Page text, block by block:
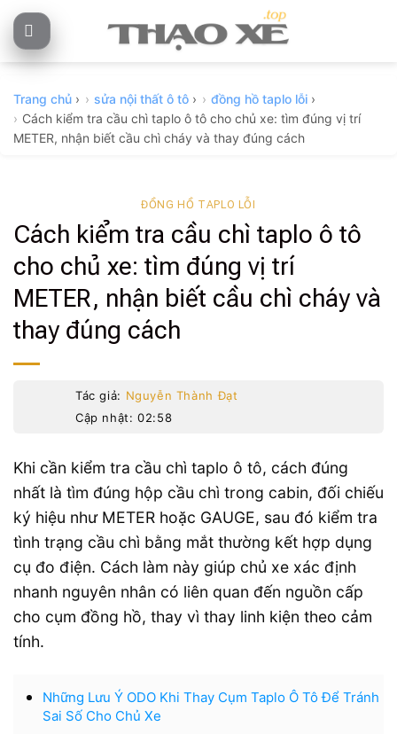
Skip
to
Trang chủ › sửa nội thất ô tô › đồng hồ taplo lỗi ›
Cách kiểm tra cầu chì taplo ô tô cho chủ xe: tìm đúng vị trí
METER, nhận biết cầu chì cháy và thay đúng cách
ĐỒNG HỒ TAPLO LỖI
Cách kiểm tra cầu chì taplo ô tô
cho chủ xe: tìm đúng vị trí
METER, nhận biết cầu chì cháy và
thay đúng cách
Tác giả: Nguyễn Thành Đạt
Cập nhật: 02:58
Khi cần kiểm tra cầu chì taplo ô tô, cách đúng
nhất là tìm đúng hộp cầu chì trong cabin, đối chiếu
ký hiệu như METER hoặc GAUGE, sau đó kiểm tra
tình trạng cầu chì bằng mắt thường kết hợp dụng
cụ đo điện. Cách làm này giúp chủ xe xác định
nhanh nguyên nhân có liên quan đến nguồn cấp
cho cụm đồng hồ, thay vì thay linh kiện theo cảm
tính.
Những Lưu Ý ODO Khi Thay Cụm Taplo Ô Tô Để Tránh
Sai Số Cho Chủ Xe